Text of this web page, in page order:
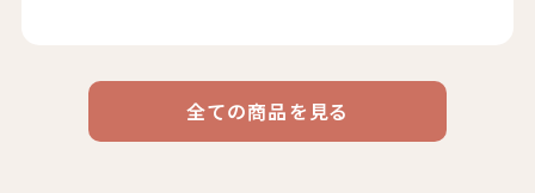
コーヒー
リキッド
コーヒー
豆・粉
ケニア
全ての商品を見る